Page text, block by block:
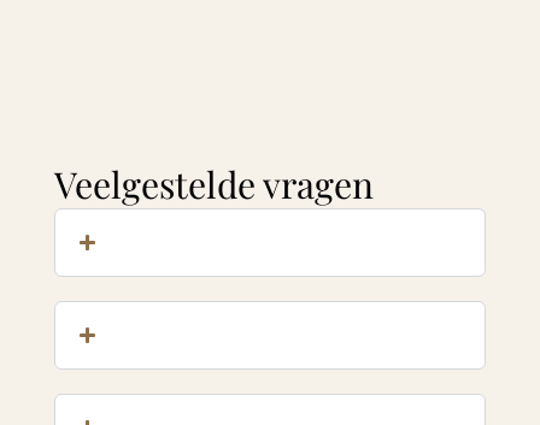
Veelgestelde vragen